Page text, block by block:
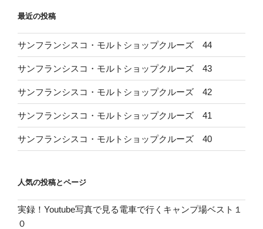
最近の投稿
サンフランシスコ・モルトショップクルーズ 44
サンフランシスコ・モルトショップクルーズ 43
サンフランシスコ・モルトショップクルーズ 42
サンフランシスコ・モルトショップクルーズ 41
サンフランシスコ・モルトショップクルーズ 40
人気の投稿とページ
実録！Youtube写真で見る電車で行くキャンプ場ベスト１
０